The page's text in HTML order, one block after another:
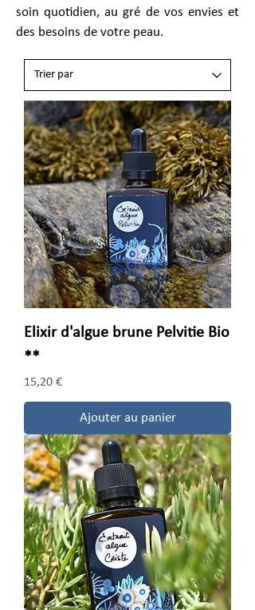
soin quotidien, au gré de vos envies et
des besoins de votre peau.
Elixir d'algue brune Pelvitie Bio
**
Prix
15,20 €
Ajouter au panier